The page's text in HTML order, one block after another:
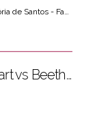
Candlelight: Mozart vs Beethoven